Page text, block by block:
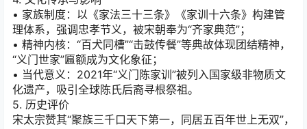
• 家族制度：以《家法三十三条》《家训十六条》构建管
理体系，强调忠孝节义，被宋朝奉为“齐家典范”；
• 精神内核：“百犬同槽”“击鼓传餐”等典故体现团结精神，
“义门世家”匾额成为文化象征；
• 当代意义：2021年“义门陈家训”被列入国家级非物质文
化遗产，吸引全球陈氏后裔寻根祭祖。
5. 历史评价
宋太宗赞其“聚族三千口天下第一，同居五百年世上无双”，